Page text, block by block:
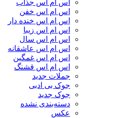
اس ام اس جذاب
اس ام اس خفن
اس ام اس خنده دار
اس ام اس زیبا
اس ام اس سال
اس ام اس عاشقانه
اس ام اس غمگین
اس ام اس قشنگ
جملات جدید
جوک بی ادبی
جوک جدید
دسته‌بندی نشده
عکس